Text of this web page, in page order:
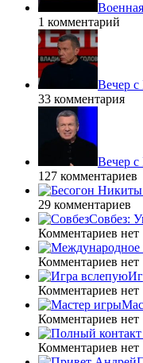
1 комментарий
Вечер
33 комментария
Вечер
127 комментариев
29 комментариев
Совбез:
Комментариев нет
Комментариев нет
Комментариев нет
Комментариев нет
Комментариев нет